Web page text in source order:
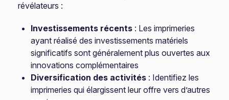
révélateurs :
Investissements récents : Les imprimeries
ayant réalisé des investissements matériels
significatifs sont généralement plus ouvertes aux
innovations complémentaires
Diversification des activités : Identifiez les
imprimeries qui élargissent leur offre vers d’autres